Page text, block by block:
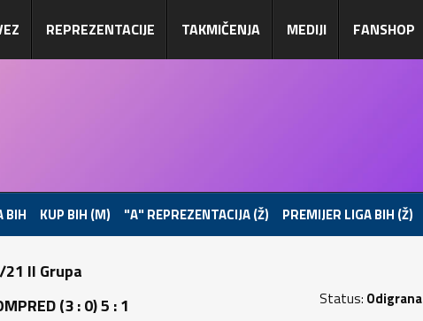
REPREZENTACIJE TAKMIČENJA MEDIJI FANSHOP
BIH KUP BIH (M) "A" REPREZENTACIJA (Ž) PREMIJER LIGA BIH (Ž)
II Grupa
(3 : 0) 5 : 1
Status: Odigrana